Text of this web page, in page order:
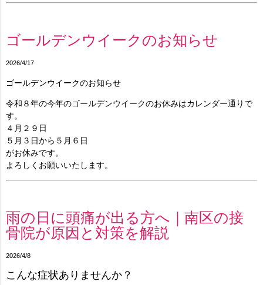
ゴールデンウイークのお知らせ
2026/4/17
ゴールデンウイークのお知らせ
令和８年の今年のゴールデンウイークのお休みはカレンダー通りで
す。
４月２９日
５月３日から５月６日
がお休みです。
よろしくお願いいたします。
雨の日に頭痛が出る方へ｜南区の接
骨院が原因と対策を解説
2026/4/8
こんな症状ありませんか？